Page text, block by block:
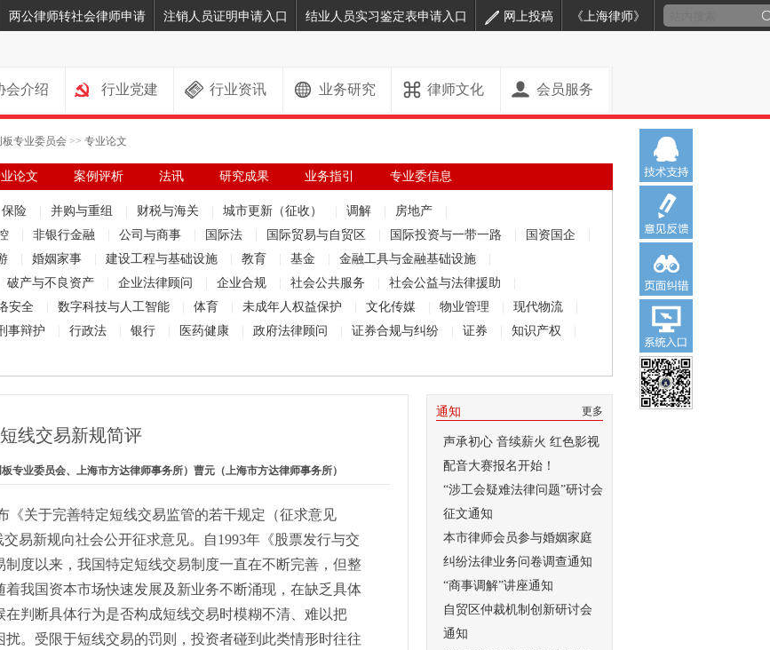
两公律师转社会律师申请 注销人员证明申请入口 结业人员实习鉴定表申请入口 网上投稿 《上海律师》
会介绍 行业党建 行业资讯 业务研究 律师文化 会员服务
板专业委员会 >> 专业论文
论文 案例评析 法讯 研究成果 业务指引
专业委信息
保险 并购与重组 财税与海关 城市更新（征收） 调解 房地产
非银行金融 公司与商事 国际法 国际贸易与自贸区 国际投资与一带一路 国资国企
婚姻家事 建设工程与基础设施 教育 基金 金融工具与金融基础设施
破产与不良资产 企业法律顾问 企业合规 社会公共服务 社会公益与法律援助
安全 数字科技与人工智能 体育 未成年人权益保护 文化传媒 物业管理 现代物流
事辩护 行政法 银行 医药健康 政府法律顾问 证券合规与纠纷 证券 知识产权
短线交易新规简评
业委员会、上海市方达律师事务所）曹元（上海市方达律师事务所）
关于完善特定短线交易监管的若干规定（征求意见
易新规向社会公开征求意见。自1993年《股票发行与交
度以来，我国特定短线交易制度一直在不断完善，但整
我国资本市场快速发展及新业务不断涌现，在缺乏具体
判断具体行为是否构成短线交易时模糊不清、难以把
。受限于短线交易的罚则，投资者碰到此类情形时往往
更多
通知
声承初心 音续薪火 红色影视
配音大赛报名开始！
“涉工会疑难法律问题”研讨会
征文通知
本市律师会员参与婚姻家庭
纠纷法律业务问卷调查通知
“商事调解”讲座通知
自贸区仲裁机制创新研讨会
通知